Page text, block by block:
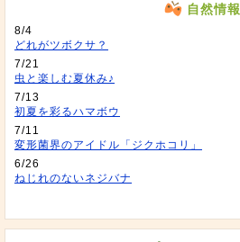
自然情報
8/4
どれがツボクサ？
7/21
虫と楽しむ夏休み♪
7/13
初夏を彩るハマボウ
7/11
変形菌界のアイドル「ジクホコリ」
6/26
ねじれのないネジバナ